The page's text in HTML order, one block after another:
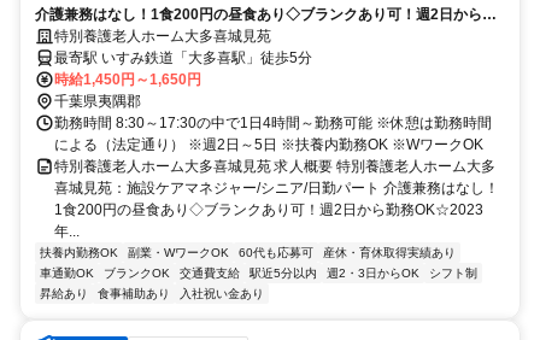
介護兼務はなし！1食200円の昼食あり◇ブランクあり可！週2日から勤
務OK☆2023年6月にOPENしたきれいな施設★入職祝い金支給【夷隅
郡、大多喜駅、特養、施設ケアマネジャー（シニア）、日勤パート】
特別養護老人ホーム大多喜城見苑
最寄駅 いすみ鉄道「大多喜駅」徒歩5分
時給1,450円～1,650円
千葉県夷隅郡
勤務時間 8:30～17:30の中で1日4時間～勤務可能 ※休憩は勤務時間
による（法定通り） ※週2日～5日 ※扶養内勤務OK ※WワークOK
特別養護老人ホーム大多喜城見苑 求人概要 特別養護老人ホーム大多
喜城見苑：施設ケアマネジャー/シニア/日勤パート 介護兼務はなし！
1食200円の昼食あり◇ブランクあり可！週2日から勤務OK☆2023
年...
扶養内勤務OK 副業・WワークOK 60代も応募可
産休・育休取得実績あり
車通勤OK
ブランクOK 交通費支給 駅近5分以内 週2・3日からOK
シフト制
昇給あり
食事補助あり 入社祝い金あり